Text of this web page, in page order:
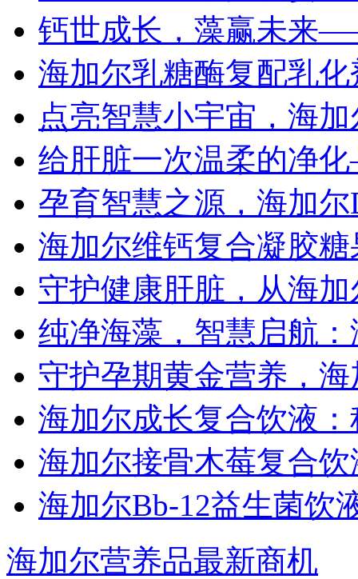
钙世成长，藻赢未来
海加尔乳糖酶复配乳
点亮智慧小宇宙，海
给肝脏一次温柔的净
孕育智慧之源，海加
海加尔维钙复合凝胶
守护健康肝脏，从海
纯净海藻，智慧启航
守护孕期黄金营养，
海加尔成长复合饮液
海加尔接骨木莓复合
海加尔Bb-12益生菌饮
海加尔营养品最新商机